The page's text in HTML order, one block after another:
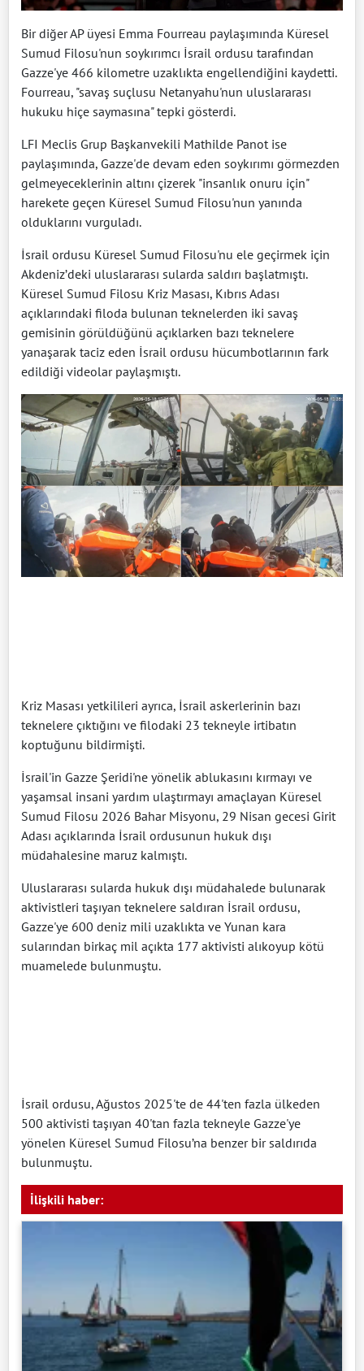
Bir diğer AP üyesi Emma Fourreau paylaşımında Küresel
Sumud Filosu'nun soykırımcı İsrail ordusu tarafından
Gazze'ye 466 kilometre uzaklıkta engellendiğini kaydetti.
Fourreau, "savaş suçlusu Netanyahu'nun uluslararası
hukuku hiçe saymasına" tepki gösterdi.
LFI Meclis Grup Başkanvekili Mathilde Panot ise
paylaşımında, Gazze'de devam eden soykırımı görmezden
gelmeyeceklerinin altını çizerek "insanlık onuru için"
harekete geçen Küresel Sumud Filosu'nun yanında
olduklarını vurguladı.
İsrail ordusu Küresel Sumud Filosu'nu ele geçirmek için
Akdeniz’deki uluslararası sularda saldırı başlatmıştı.
Küresel Sumud Filosu Kriz Masası, Kıbrıs Adası
açıklarındaki filoda bulunan teknelerden iki savaş
gemisinin görüldüğünü açıklarken bazı teknelere
yanaşarak taciz eden İsrail ordusu hücumbotlarının fark
edildiği videolar paylaşmıştı.
Kriz Masası yetkilileri ayrıca, İsrail askerlerinin bazı
teknelere çıktığını ve filodaki 23 tekneyle irtibatın
koptuğunu bildirmişti.
İsrail'in Gazze Şeridi'ne yönelik ablukasını kırmayı ve
yaşamsal insani yardım ulaştırmayı amaçlayan Küresel
Sumud Filosu 2026 Bahar Misyonu, 29 Nisan gecesi Girit
Adası açıklarında İsrail ordusunun hukuk dışı
müdahalesine maruz kalmıştı.
Uluslararası sularda hukuk dışı müdahalede bulunarak
aktivistleri taşıyan teknelere saldıran İsrail ordusu,
Gazze'ye 600 deniz mili uzaklıkta ve Yunan kara
sularından birkaç mil açıkta 177 aktivisti alıkoyup kötü
muamelede bulunmuştu.
İsrail ordusu, Ağustos 2025'te de 44'ten fazla ülkeden
500 aktivisti taşıyan 40'tan fazla tekneyle Gazze'ye
yönelen Küresel Sumud Filosu’na benzer bir saldırıda
bulunmuştu.
İlişkili haber: